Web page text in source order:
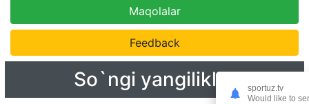
Maqolalar
Feedback
So`ngi yangiliklar
sportuz.tv
Would like to